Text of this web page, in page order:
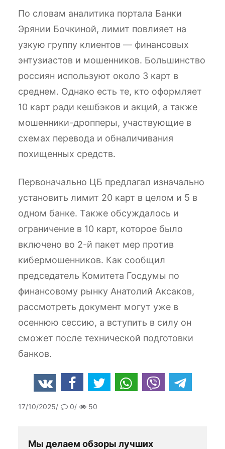
По словам аналитика портала Банки
Эрянии Бочкиной, лимит повлияет на
узкую группу клиентов — финансовых
энтузиастов и мошенников. Большинство
россиян используют около 3 карт в
среднем. Однако есть те, кто оформляет
10 карт ради кешбэков и акций, а также
мошенники-дропперы, участвующие в
схемах перевода и обналичивания
похищенных средств.
Первоначально ЦБ предлагал изначально
установить лимит 20 карт в целом и 5 в
одном банке. Также обсуждалось и
ограничение в 10 карт, которое было
включено во 2-й пакет мер против
кибермошенников. Как сообщил
председатель Комитета Госдумы по
финансовому рынку Анатолий Аксаков,
рассмотреть документ могут уже в
осеннюю сессию, а вступить в силу он
сможет после технической подготовки
банков.
17/10/2025 0 50
Мы делаем обзоры лучших